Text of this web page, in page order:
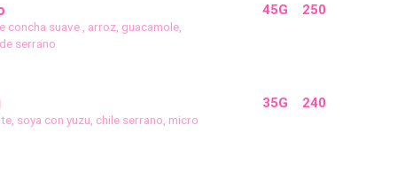
concha suave , arroz, guacamole,
serrano
45G 250
soya con yuzu, chile serrano, micro
35G 240